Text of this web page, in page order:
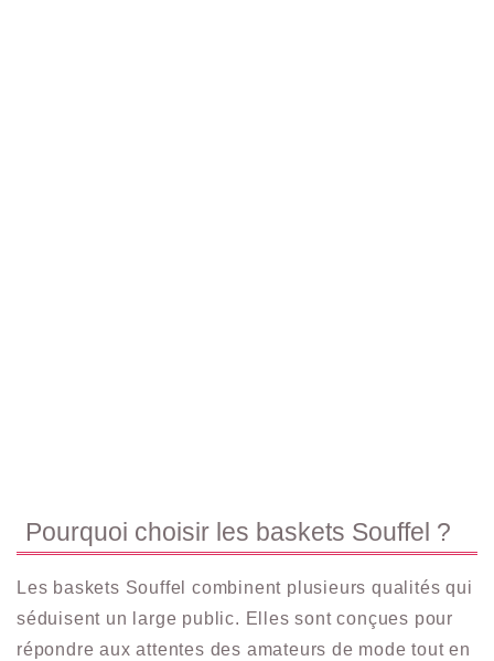
Pourquoi choisir les baskets Souffel ?
Les baskets Souffel combinent plusieurs qualités qui
séduisent un large public. Elles sont conçues pour
répondre aux attentes des amateurs de mode tout en